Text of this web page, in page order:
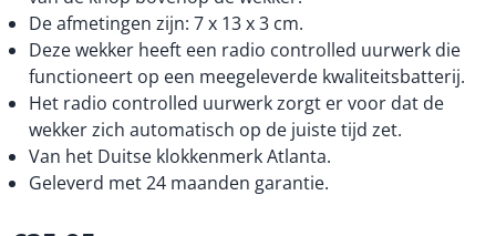
De afmetingen zijn: 7 x 13 x 3 cm.
Deze wekker heeft een radio controlled uurwerk die
functioneert op een meegeleverde kwaliteitsbatterij.
Het radio controlled uurwerk zorgt er voor dat de
wekker zich automatisch op de juiste tijd zet.
Van het Duitse klokkenmerk Atlanta.
Geleverd met 24 maanden garantie.